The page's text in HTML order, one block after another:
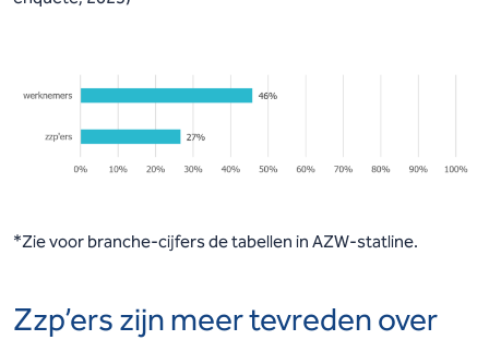
*Zie voor branche-cijfers de tabellen in AZW-statline.
Zzp’ers zijn meer tevreden over